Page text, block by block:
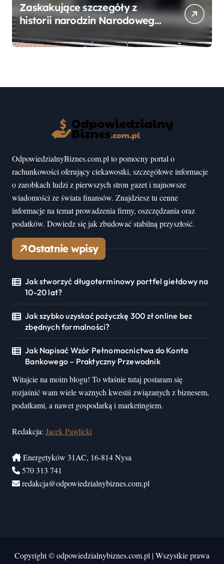
Zaskakujące szczegóły z
historii narodzin Narodowego
mogłeś nie wiedzieć
OdpowiedzialnyBiznes.com.pl to pomocny portal o
rachunkowości oferujący ciekawostki, szczegółowe informacje
o zarobkach ludzi z pierwszych stron gazet i najnowsze
wiadomości ze świata finansów. Znajdziesz tu cenne
informacje na temat prowadzenia firmy, oszczędzania oraz
podatków. Dowiedz się jak zbudować stabilną przyszłość.
Ostatnie wpisy
Jak stworzyć długoterminowy portfel giełdowy na
10-20 lat?
Jak szybko uzyskać pożyczkę 300 zł online bez
zbędnych formalności?
Jak Napisać Wzór Pełnomocnictwa do Konta
Bankowego – Praktyczny Przewodnik
Witajcie na moim blogu! To właśnie tutaj postaram się
rozjaśnić wam wiele ważnych kwestii związanych z biznesem,
podatkami, a nawet gospodarką i marketingiem.
Redakcja: Jacek Pawlicki
Energetyków 31AC, 16-814 Nysa
570 313 741
redakcja@odpowiedzialnybiznes.com.pl
Copyright © odpowiedzialnybiznes.com.pl |Wszystkie prawa